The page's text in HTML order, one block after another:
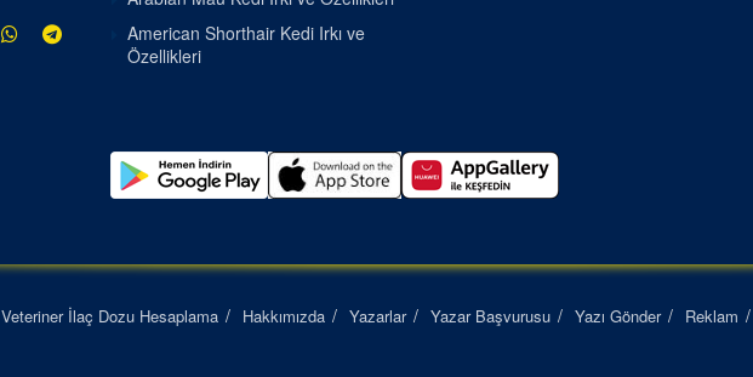
American Shorthair Kedi Irkı ve
Özellikleri
Veteriner İlaç Dozu Hesaplama Hakkımızda Yazarlar Yazar Başvurusu Yazı Gönder Reklam